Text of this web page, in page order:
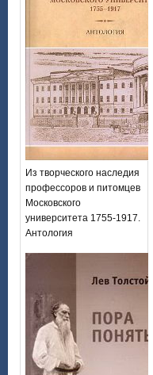
Из творческого наследия
профессоров и питомцев
Московского
университета 1755-1917.
Антология